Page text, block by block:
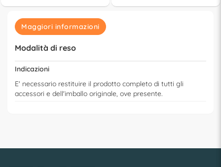
Maggiori informazioni
Modalità di reso
Indicazioni
E' necessario restituire il prodotto completo di tutti gli
accessori e dell'imballo originale, ove presente.